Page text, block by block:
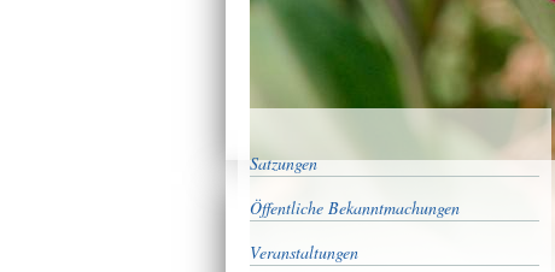
Satzungen
Öffentliche Bekanntmachungen
Veranstaltungen